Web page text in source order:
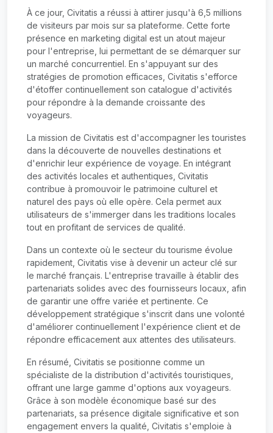
À ce jour, Civitatis a réussi à attirer jusqu'à 6,5 millions
de visiteurs par mois sur sa plateforme. Cette forte
présence en marketing digital est un atout majeur
pour l'entreprise, lui permettant de se démarquer sur
un marché concurrentiel. En s'appuyant sur des
stratégies de promotion efficaces, Civitatis s'efforce
d'étoffer continuellement son catalogue d'activités
pour répondre à la demande croissante des
voyageurs.
La mission de Civitatis est d'accompagner les touristes
dans la découverte de nouvelles destinations et
d'enrichir leur expérience de voyage. En intégrant
des activités locales et authentiques, Civitatis
contribue à promouvoir le patrimoine culturel et
naturel des pays où elle opère. Cela permet aux
utilisateurs de s'immerger dans les traditions locales
tout en profitant de services de qualité.
Dans un contexte où le secteur du tourisme évolue
rapidement, Civitatis vise à devenir un acteur clé sur
le marché français. L'entreprise travaille à établir des
partenariats solides avec des fournisseurs locaux, afin
de garantir une offre variée et pertinente. Ce
développement stratégique s'inscrit dans une volonté
d'améliorer continuellement l'expérience client et de
répondre efficacement aux attentes des utilisateurs.
En résumé, Civitatis se positionne comme un
spécialiste de la distribution d'activités touristiques,
offrant une large gamme d'options aux voyageurs.
Grâce à son modèle économique basé sur des
partenariats, sa présence digitale significative et son
engagement envers la qualité, Civitatis s'emploie à